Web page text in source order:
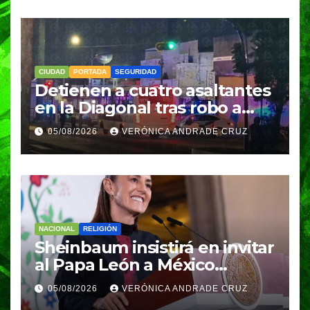
CIUDAD PORTADA SEGURIDAD
Detienen a cuatro asaltantes
en la Diagonal tras robo a
Coppel en el Centro de
Puebla; recuperan celulares
y aseguran un arma
05/08/2026 VERÓNICA ANDRADE CRUZ
NACIONAL RELIGIÓN
Sheinbaum insistirá en invitar
al Papa León a México
durante su próxima gira por
América Latina
05/08/2026 VERÓNICA ANDRADE CRUZ